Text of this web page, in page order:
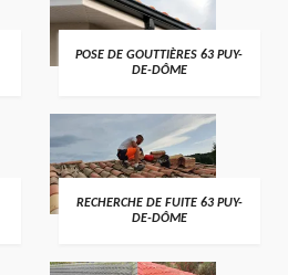
POSE DE GOUTTIÈRES 63 PUY-
DE-DÔME
RECHERCHE DE FUITE 63 PUY-
DE-DÔME